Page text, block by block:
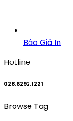
Báo Giá In
Hotline
028.6292.1221
Browse Tag